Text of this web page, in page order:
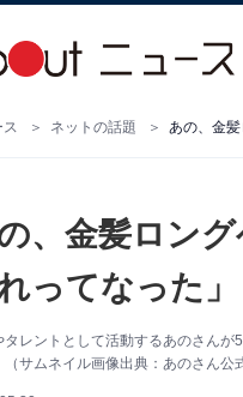
ス ネットの話題 あの、金
、金髪ロング
ってなった」
タレントとして活動するあのさんが
（サムネイル画像出典：あのさん公